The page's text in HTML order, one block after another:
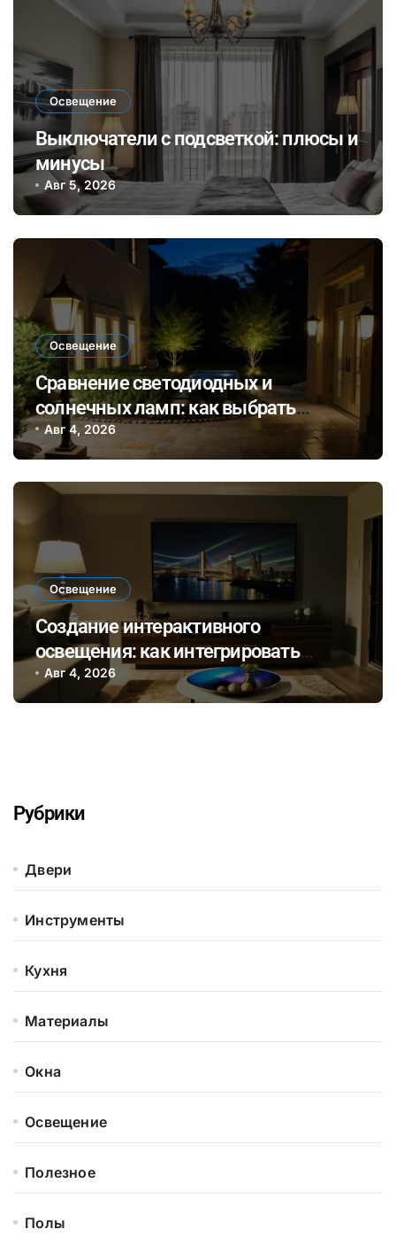
Освещение
Выключатели с подсветкой: плюсы и
минусы
Авг 5, 2026
Освещение
Сравнение светодиодных и
солнечных ламп: как выбрать
оптимальный вариант для внешнего
и внутреннего освещения
Авг 4, 2026
Освещение
Создание интерактивного
освещения: как интегрировать
смарт-лампы в домашний
мультимедийный сценарий для
Авг 4, 2026
Рубрики
Двери
Инструменты
Кухня
Материалы
Окна
Освещение
Полезное
Полы